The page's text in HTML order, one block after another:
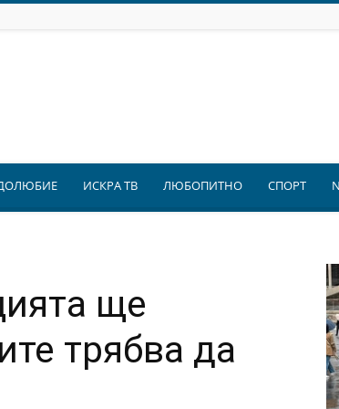
ИСКРА ТВ ЛЮБОПИТНО СПОРТ
ще
трябва да